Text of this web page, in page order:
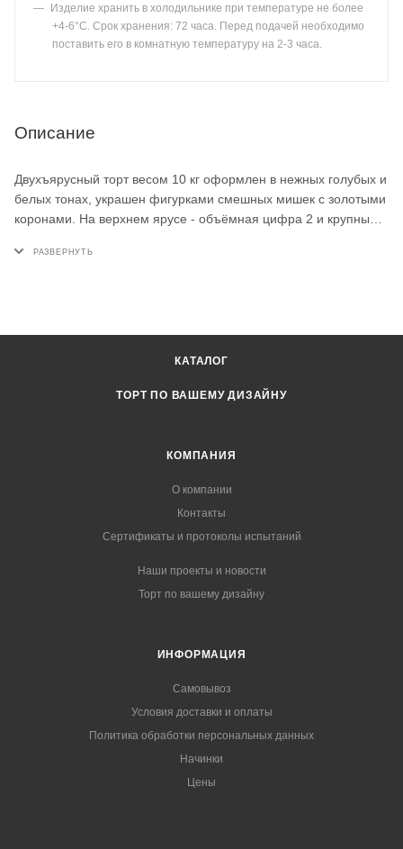
Изделие хранить в холодильнике при температуре не более
+4-6°С. Срок хранения: 72 часа. Перед подачей необходимо
поставить его в комнатную температуру на 2-3 часа.
Описание
Двухъярусный торт весом 10 кг оформлен в нежных голубых и
белых тонах, украшен фигурками смешных мишек с золотыми
коронами. На верхнем ярусе - объёмная цифра 2 и крупный
Такой детский торт станет центром праздника на день
КАТАЛОГ
ТОРТ ПО ВАШЕМУ ДИЗАЙНУ
КОМПАНИЯ
О компании
Контакты
Сертификаты и протоколы испытаний
Наши проекты и новости
Торт по вашему дизайну
ИНФОРМАЦИЯ
Самовывоз
Условия доставки и оплаты
Политика обработки персональных данных
Начинки
Цены